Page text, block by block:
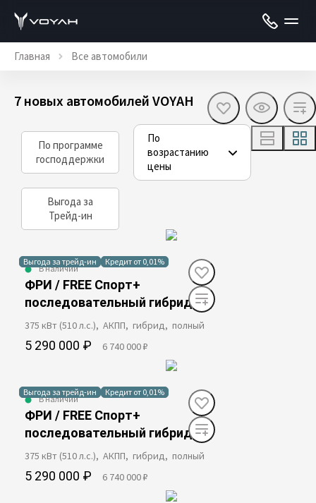
Главная Все автомобили
7 новых автомобилей VOYAH
По программе
господдержки
Выгода за
Трейд-ин
По
возрастанию
цены
Выгода за трейд-ин Кредит от 0,01%
В наличии
ФРИ / FREE Спорт+
последовательный гибрид
375 кВт (510 л.с.), АКПП, гибрид, полный
5 290 000 ₽ 6 740 000 ₽
Выгода за трейд-ин Кредит от 0,01%
В наличии
ФРИ / FREE Спорт+
последовательный гибрид
375 кВт (510 л.с.), АКПП, гибрид, полный
5 290 000 ₽ 6 740 000 ₽